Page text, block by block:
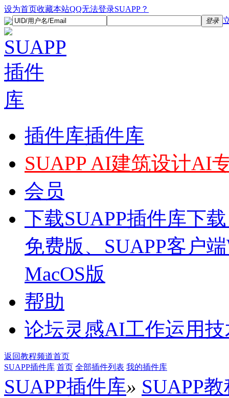
设为首页收藏本站QQ无法登录SUAPP？
登录
插件库插件库
SUAPP AI建筑设计AI
会员
下载SUAPP插件库下
免费版、SUAPP客户
MacOS版
帮助
论坛灵感AI工作运用
返回教程频道首页
SUAPP插件库 首页 全部插件列表 我的插件库
SUAPP插件库» SUAPP